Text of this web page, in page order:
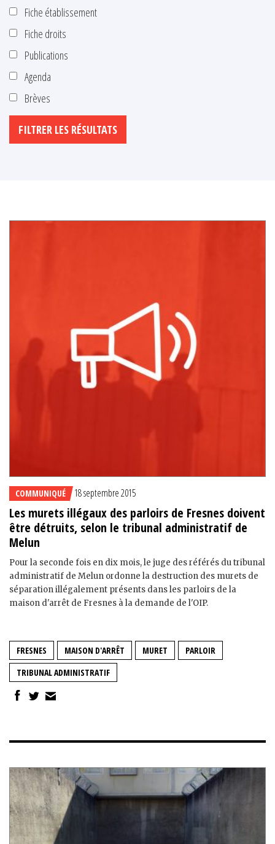
Fiche établissement
Fiche droits
Publications
Agenda
Brèves
COMMUNIQUÉ 18 septembre 2015
Les murets illégaux des parloirs de Fresnes doivent
être détruits, selon le tribunal administratif de
Melun
Pour la seconde fois en dix mois, le juge des référés du tribunal
administratif de Melun ordonne la destruction des murets de
séparation illégalement présents dans les parloirs de la
maison d'arrêt de Fresnes à la demande de l'OIP.
FRESNES MAISON D'ARRÊT MURET
PARLOIR
TRIBUNAL ADMINISTRATIF